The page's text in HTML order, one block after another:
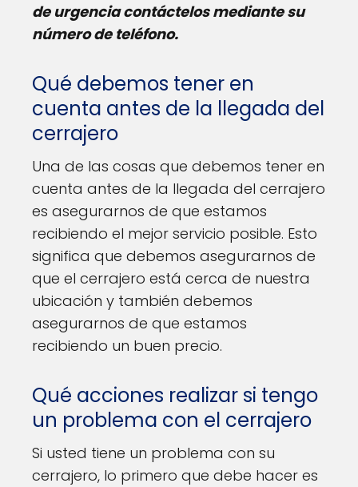
de urgencia contáctelos mediante su
número de teléfono.
Qué debemos tener en
cuenta antes de la llegada del
cerrajero
Una de las cosas que debemos tener en
cuenta antes de la llegada del cerrajero
es asegurarnos de que estamos
recibiendo el mejor servicio posible. Esto
significa que debemos asegurarnos de
que el cerrajero está cerca de nuestra
ubicación y también debemos
asegurarnos de que estamos
recibiendo un buen precio.
Qué acciones realizar si tengo
un problema con el cerrajero
Si usted tiene un problema con su
cerrajero, lo primero que debe hacer es